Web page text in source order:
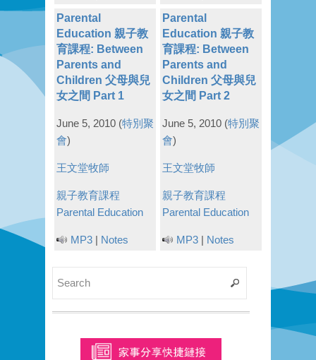
Parental
Education 親子教
育課程: Between
Parents and
Children 父母與兒
女之間 Part 1
June 5, 2010 (特別聚
會)
王文堂牧師
親子教育課程
Parental Education
MP3 | Notes
Parental
Education 親子教
育課程: Between
Parents and
Children 父母與兒
女之間 Part 2
June 5, 2010 (特別聚
會)
王文堂牧師
親子教育課程
Parental Education
MP3 | Notes